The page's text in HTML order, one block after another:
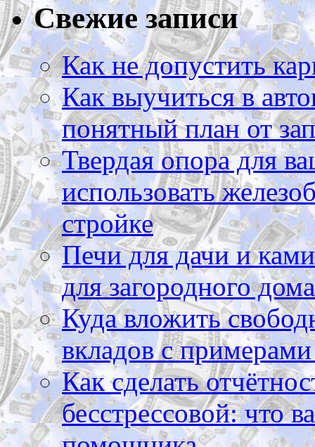
Свежие записи
Как не допустить
Как выучиться в
понятный план от
Твердая опора для
использовать
стройке
Печи для дачи и
для загородного дома
Куда вложить
вкладов с
Как сделать
бесстрессовой: что